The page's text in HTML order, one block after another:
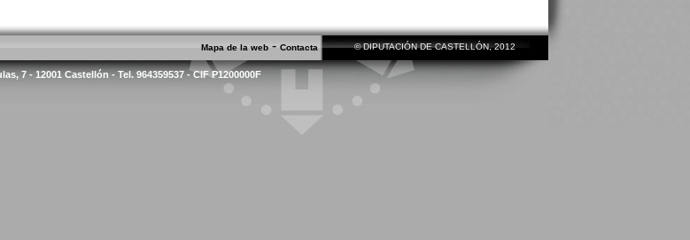
Mapa de la web - Contacta © DIPUTACIÓN DE CASTELLÓN, 2012
7 - 12001 Castellón - Tel. 964359537 - CIF P1200000F